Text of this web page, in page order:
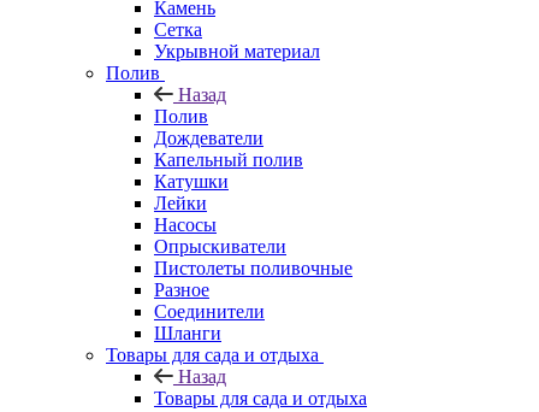
Камень
Сетка
Укрывной материал
Полив
Назад
Полив
Дождеватели
Капельный полив
Катушки
Лейки
Насосы
Опрыскиватели
Пистолеты поливочные
Разное
Соединители
Шланги
Товары для сада и отдыха
Назад
Товары для сада и отдыха